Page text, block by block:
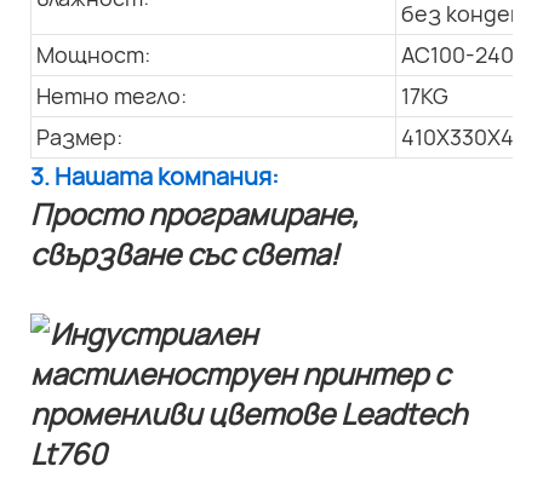
без
Мощност:
AC100-240V;
Нетно тегло:
17KG
Размер:
3. Нашата компания:
Просто програмиране,
свързване със света!